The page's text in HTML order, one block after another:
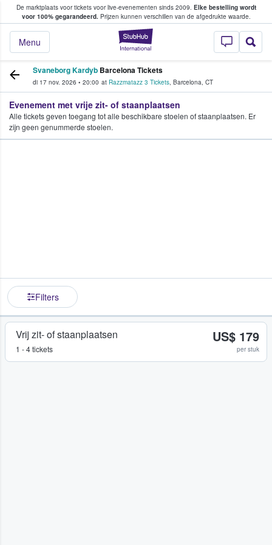
De marktplaats voor tickets voor live-evenementen sinds 2009. Elke bestelling wordt
voor 100% gegarandeerd.Prijzen kunnen verschillen van de afgedrukte waarde.
StubHub: waar
Menu
tickets kopen en verkopen
Svaneborg Kardyb Barcelona Tickets
di 17 nov. 2026 • 20:00 at Razzmatazz 3 Tickets, Barcelona, CT
Evenement met vrije zit- of staanplaatsen
Alle tickets geven toegang tot alle beschikbare stoelen of staanplaatsen. Er
zijn geen genummerde stoelen.
Filters
Vrij zit- of staanplaatsen
1 - 4 tickets
US$ 179
per stuk